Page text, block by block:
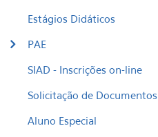
Estágios Didáticos
PAE
SIAD - Inscrições on-line
Solicitação de Documentos
Aluno Especial